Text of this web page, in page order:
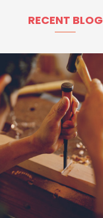
RECENT BLOG